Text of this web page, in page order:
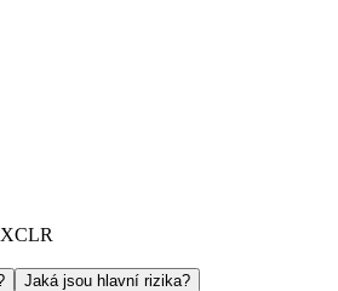
XCLR
Jaká jsou hlavní rizika?